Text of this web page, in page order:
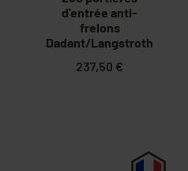
d'entrée anti-
frelons
Dadant/Langstroth
237,50 €